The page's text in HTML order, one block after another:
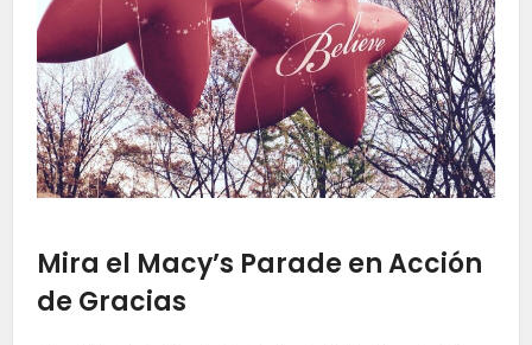
Mira el Macy’s Parade en Acción
de Gracias